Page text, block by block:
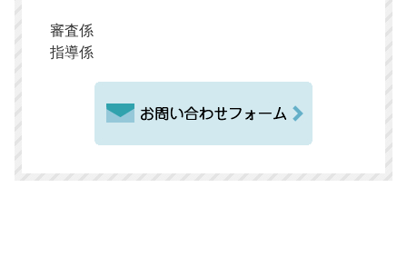
審査係
指導係